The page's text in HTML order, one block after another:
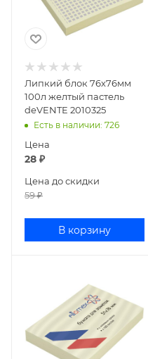
Липкий блок 76х76мм
100л желтый пастель
deVENTE 2010325
Есть в наличии: 726
Цена
28 ₽
Цена до скидки
59₽
В корзину